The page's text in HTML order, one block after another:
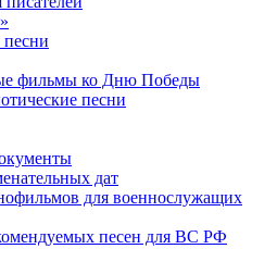
фильмы ко Дню Победы
песни
дат
для военнослужащих
песен для ВС РФ